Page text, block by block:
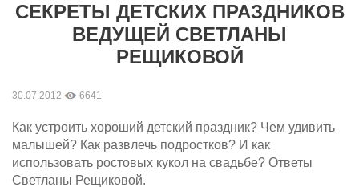
СЕКРЕТЫ ДЕТСКИХ ПРАЗДНИКОВ
ВЕДУЩЕЙ СВЕТЛАНЫ
РЕЩИКОВОЙ
30.07.2012 6641
Как устроить хороший детский праздник? Чем удивить
малышей? Как развлечь подростков? И как
использовать ростовых кукол на свадьбе? Ответы
Светланы Рещиковой.